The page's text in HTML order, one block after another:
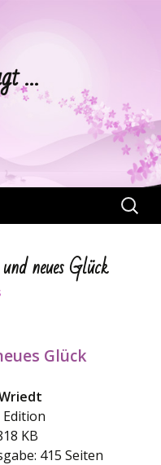
…
Suchen
nach:
neues Glück
Glück
Edition
KB
415 Seiten